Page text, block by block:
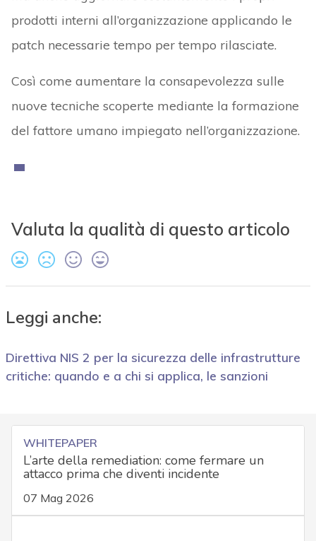
prodotti interni all’organizzazione applicando le
patch necessarie tempo per tempo rilasciate.
Così come aumentare la consapevolezza sulle
nuove tecniche scoperte mediante la formazione
del fattore umano impiegato nell’organizzazione.
Valuta la qualità di questo articolo
Leggi anche:
Direttiva NIS 2 per la sicurezza delle infrastrutture
critiche: quando e a chi si applica, le sanzioni
WHITEPAPER
L’arte della remediation: come fermare un
attacco prima che diventi incidente
07 Mag 2026